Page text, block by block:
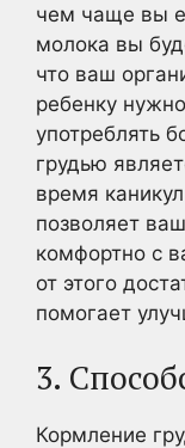
чем чаще вы
молока вы
что ваш
ребенку
употреблять
грудью
время
позволяет
комфортно с
от этого
помогает
3.
Кормление